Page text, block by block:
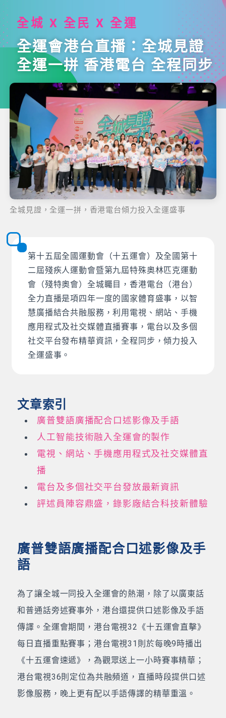
全城 X 全民 X 全運
全運會港台直播：全城見證
全運一拼 香港電台 全程同步
全城見證，全運一拼，香港電台傾力投入全運盛事
第十五屆全國運動會（十五運會）及全國第十
二屆殘疾人運動會暨第九屆特殊奧林匹克運動
會（殘特奧會）全城矚目，香港電台（港台）
全力直播是項四年一度的國家體育盛事，以智
慧廣播結合共融服務，利用電視、網站、手機
應用程式及社交媒體直播賽事，電台以及多個
社交平台發布精華資訊，全程同步，傾力投入
全運盛事。
文章索引
廣普雙語廣播配合口述影像及手語
人工智能技術融入全運會的製作
電視、網站、手機應用程式及社交媒體直
播
電台及多個社交平台發放最新資訊
評述員陣容鼎盛，錄影廠結合科技新體驗
廣普雙語廣播配合口述影像及手
語
為了讓全城一同投入全運會的熱潮，除了以廣東話
和普通話旁述賽事外，港台還提供口述影像及手語
傳譯。全運會期間，港台電視32《十五運會直擊》
每日直播重點賽事；港台電視31則於每晚9時播出
《十五運會速遞》，為觀眾送上一小時賽事精華；
港台電視36則定位為共融頻道，直播時段提供口述
影像服務，晚上更有配以手語傳譯的精華重溫。